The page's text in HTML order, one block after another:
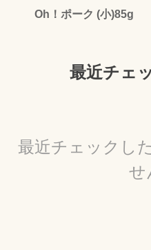
Oh！ポーク (小)85g
最近チェ
最近チェックし
せ